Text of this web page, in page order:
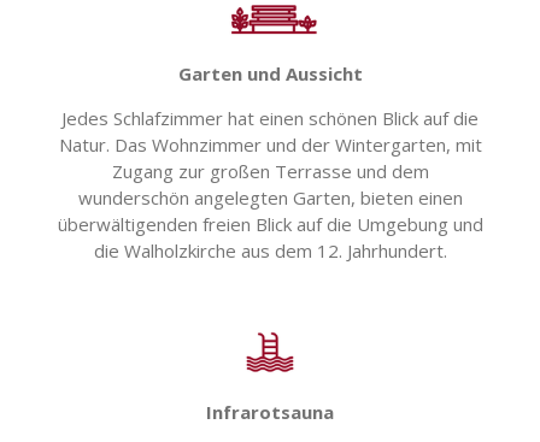
Garten und Aussicht
Jedes Schlafzimmer hat einen schönen Blick auf die
Natur. Das Wohnzimmer und der Wintergarten, mit
Zugang zur großen Terrasse und dem
wunderschön angelegten Garten, bieten einen
überwältigenden freien Blick auf die Umgebung und
die Walholzkirche aus dem 12. Jahrhundert.
Infrarotsauna